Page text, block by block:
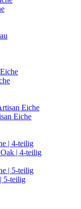
Eiche
5-teilig